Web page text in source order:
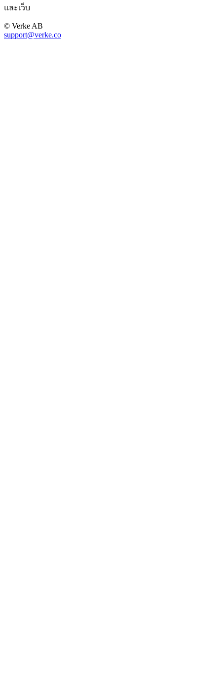
และเว็บ
© Verke AB
support@verke.co